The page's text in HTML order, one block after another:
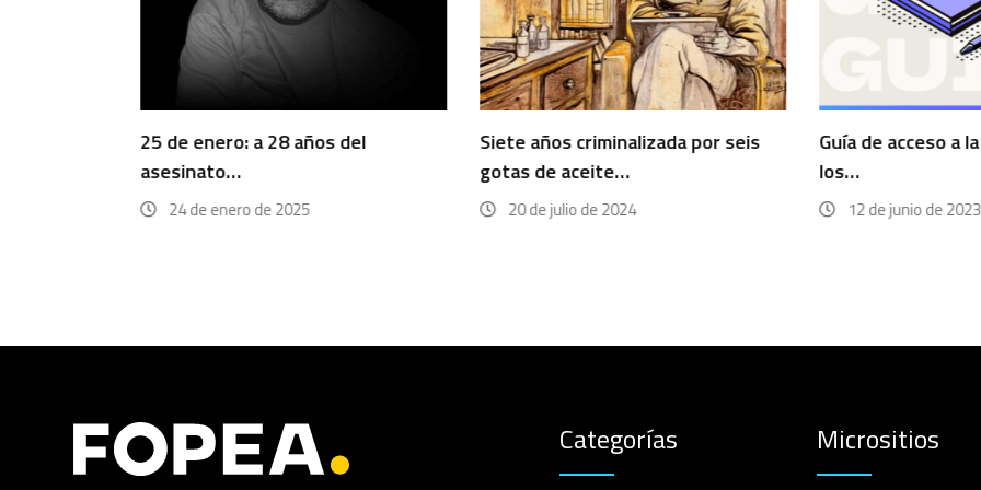
25 de enero: a 28 años del
asesinato…
24 de enero de 2025
Siete años criminalizada por seis
gotas de aceite…
20 de julio de 2024
Guía de acceso a la
12 de junio de 2023
Categorías Micrositios